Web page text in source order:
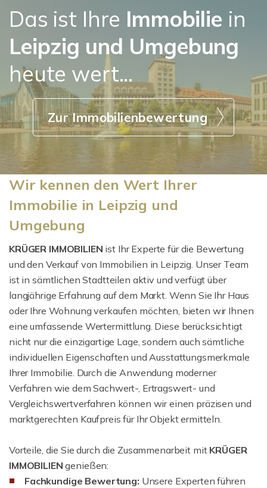
Das ist Ihre Immobilie in
Leipzig und Umgebung
heute wert...
Zur Immobilienbewertung
Wir kennen den Wert Ihrer
Immobilie in Leipzig und
Umgebung
KRÜGER IMMOBILIEN ist Ihr Experte für die Bewertung
und den Verkauf von Immobilien in Leipzig. Unser Team
ist in sämtlichen Stadtteilen aktiv und verfügt über
langjährige Erfahrung auf dem Markt. Wenn Sie Ihr Haus
oder Ihre Wohnung verkaufen möchten, bieten wir Ihnen
eine umfassende Wertermittlung. Diese berücksichtigt
nicht nur die einzigartige Lage, sondern auch sämtliche
individuellen Eigenschaften und Ausstattungsmerkmale
Ihrer Immobilie. Durch die Anwendung moderner
Verfahren wie dem Sachwert-, Ertragswert- und
Vergleichswertverfahren können wir einen präzisen und
marktgerechten Kaufpreis für Ihr Objekt ermitteln.
Vorteile, die Sie durch die Zusammenarbeit mit KRÜGER
IMMOBILIEN genießen:
Fachkundige Bewertung: Unsere Experten führen